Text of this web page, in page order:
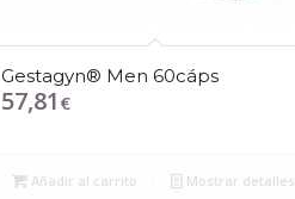
Gestagyn® Men 60cáps
57,81 €
Añadir al carrito Mostrar detalles